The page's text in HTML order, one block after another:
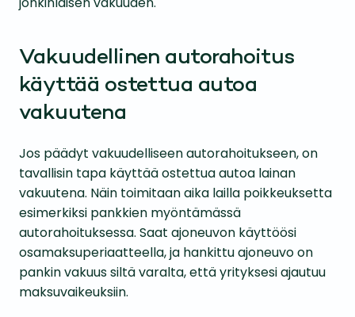
Vakuudellinen autorahoitus
käyttää ostettua autoa
vakuutena
Jos päädyt vakuudelliseen autorahoitukseen, on
tavallisin tapa käyttää ostettua autoa lainan
vakuutena. Näin toimitaan aika lailla poikkeuksetta
esimerkiksi pankkien myöntämässä
autorahoituksessa. Saat ajoneuvon käyttöösi
osamaksuperiaatteella, ja hankittu ajoneuvo on
pankin vakuus siltä varalta, että yrityksesi ajautuu
maksuvaikeuksiin.